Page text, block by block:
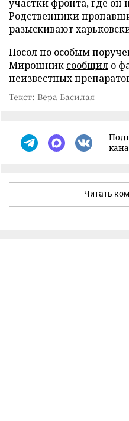
участки фронта, где он
Родственники
разыскивают
Посол по особым
Мирошник сообщил о
неизвестных
Текст: Вера Басилая
Читать